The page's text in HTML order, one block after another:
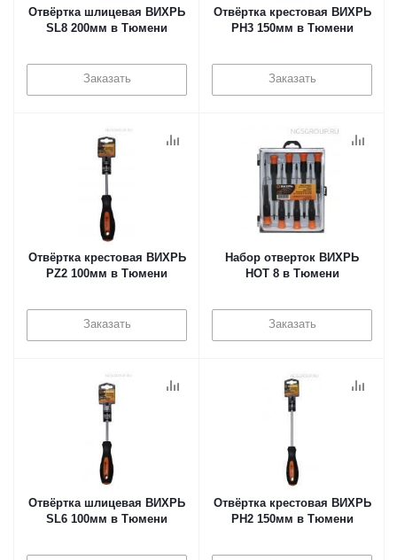
Отвёртка шлицевая ВИХРЬ
SL8 200мм в Тюмени
Заказать
Отвёртка крестовая ВИХРЬ
PH3 150мм в Тюмени
Заказать
Отвёртка крестовая ВИХРЬ
PZ2 100мм в Тюмени
Заказать
Набор отверток ВИХРЬ
НОТ 8 в Тюмени
Заказать
Отвёртка шлицевая ВИХРЬ
SL6 100мм в Тюмени
Отвёртка крестовая ВИХРЬ
PH2 150мм в Тюмени